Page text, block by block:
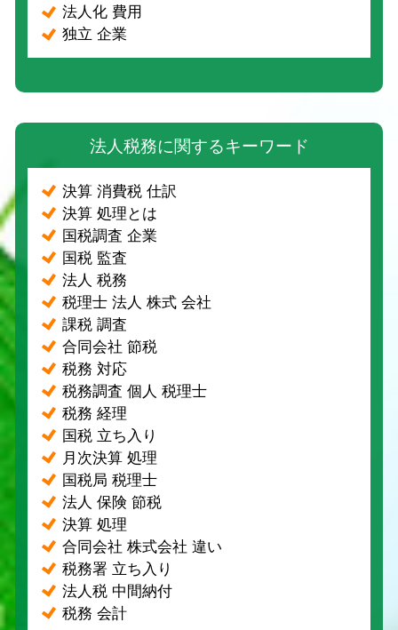
法人化 費用
独立 企業
法人税務に関するキーワード
決算 消費税 仕訳
決算 処理とは
国税調査 企業
国税 監査
法人 税務
税理士 法人 株式 会社
課税 調査
合同会社 節税
税務 対応
税務調査 個人 税理士
税務 経理
国税 立ち入り
月次決算 処理
国税局 税理士
法人 保険 節税
決算 処理
合同会社 株式会社 違い
税務署 立ち入り
法人税 中間納付
税務 会計